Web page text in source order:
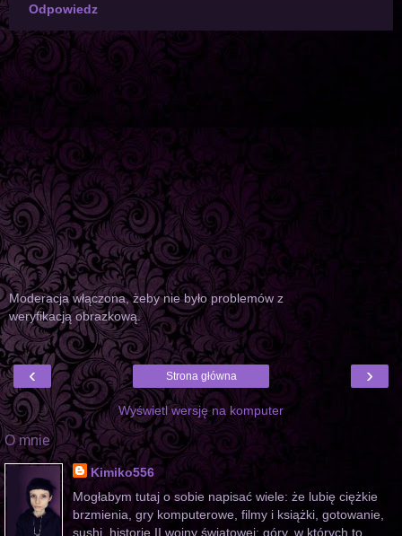
Odpowiedz
Moderacja włączona, żeby nie było problemów z
weryfikacją obrazkową.
‹ ›
Strona główna
Wyświetl wersję na komputer
O mnie
Kimiko556
Mogłabym tutaj o sobie napisać wiele: że lubię ciężkie
brzmienia, gry komputerowe, filmy i książki, gotowanie,
sushi, historię II wojny światowej; góry, w których to